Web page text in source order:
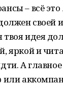
– всё
своей
идея
яркой и
А главное